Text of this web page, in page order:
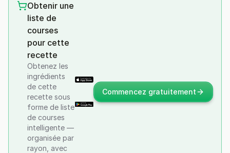
Obtenir une
liste de
courses
pour cette
recette
Obtenez les
ingrédients
de cette
recette sous
forme de liste
de courses
intelligente —
organisée par
rayon, avec
Commencez gratuitement